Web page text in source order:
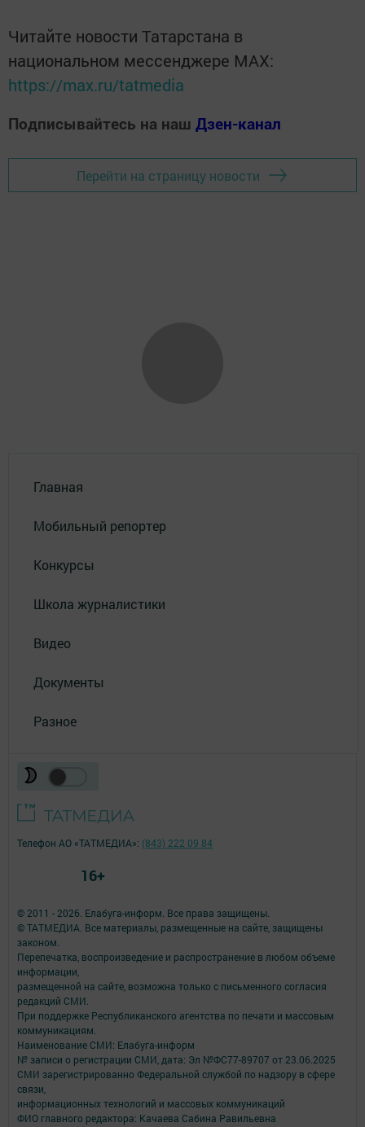
Читайте новости Татарстана в
национальном мессенджере MАХ:
https://max.ru/tatmedia
Подписывайтесь на наш Дзен-канал
Перейти на страницу новости
Главная
Мобильный репортер
Конкурсы
Школа журналистики
Видео
Документы
Разное
© 2011 - 2026. Елабуга-информ. Все права защищены.
© ТАТМЕДИА. Все материалы, размещенные на сайте, защищены
законом.
Перепечатка, воспроизведение и распространение в любом объеме
информации,
размещенной на сайте, возможна только с письменного согласия
редакций СМИ.
При поддержке Республиканского агентства по печати и массовым
коммуникациям.
Наименование СМИ: Елабуга-информ
№ записи о регистрации СМИ, дата: Эл №ФС77-89707 от 23.06.2025
СМИ зарегистрированно Федеральной службой по надзору в сфере
связи,
информационных технологий и массовых коммуникаций
ФИО главного редактора: Качаева Сабина Равильевна
Телефон АО «ТАТМЕДИА»: (843) 222 09 84
16+